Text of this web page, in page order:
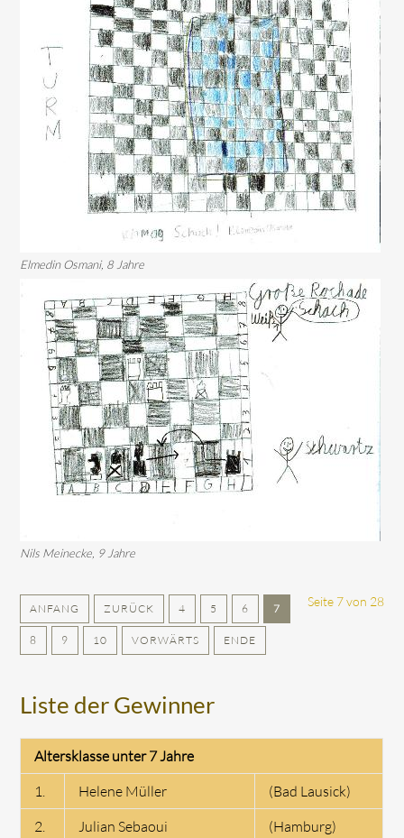
Elmedin Osmani, 8 Jahre
Nils Meinecke, 9 Jahre
Seite 7 von 28
ANFANG ZURÜCK 4 5 6 7
8 9 10 VORWÄRTS ENDE
Liste der Gewinner
Altersklasse unter 7 Jahre
1.
Helene Müller
(Bad Lausick)
2.
Julian Sebaoui
(Hamburg)